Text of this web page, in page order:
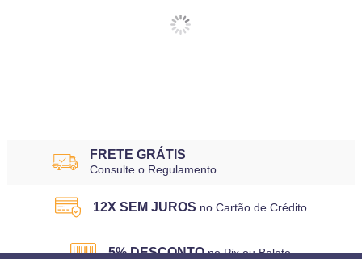
FRETE GRÁTIS
Consulte o Regulamento
12X SEM JUROS no Cartão de Crédito
5% DESCONTO no Pix ou Boleto